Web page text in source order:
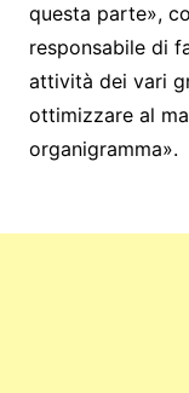
questa parte»,
responsabile di
attività dei vari
ottimizzare al
organigramma».